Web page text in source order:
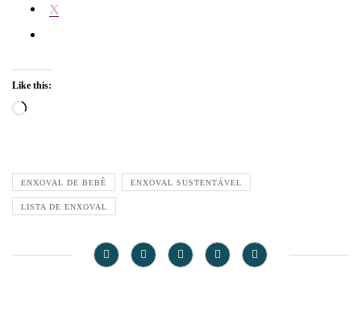
X
Like this:
Loading…
ENXOVAL DE BEBÊ ENXOVAL SUSTENTÁVEL
LISTA DE ENXOVAL